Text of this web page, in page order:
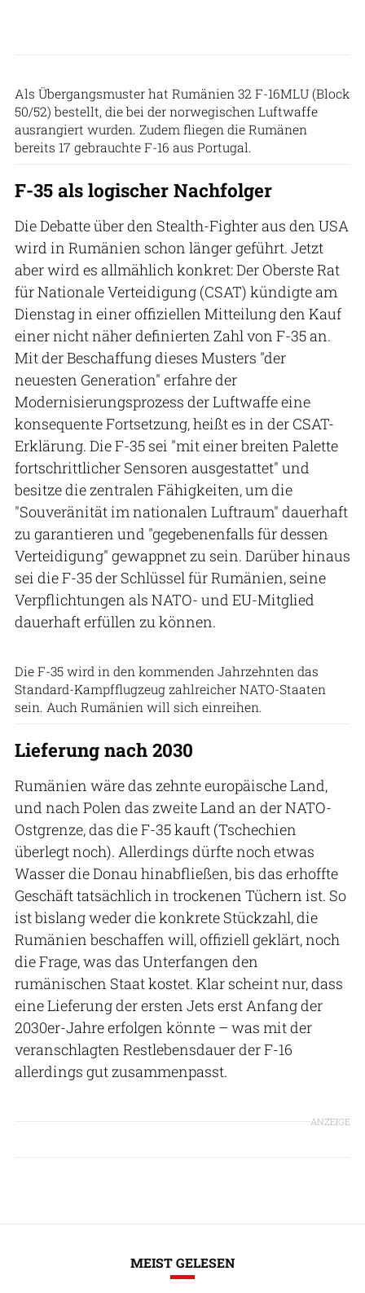
Als Übergangsmuster hat Rumänien 32 F-16MLU (Block
50/52) bestellt, die bei der norwegischen Luftwaffe
ausrangiert wurden. Zudem fliegen die Rumänen
bereits 17 gebrauchte F-16 aus Portugal.
F-35 als logischer Nachfolger
Die Debatte über den Stealth-Fighter aus den USA
wird in Rumänien schon länger geführt. Jetzt
aber wird es allmählich konkret: Der Oberste Rat
für Nationale Verteidigung (CSAT) kündigte am
Dienstag in einer offiziellen Mitteilung den Kauf
einer nicht näher definierten Zahl von F-35 an.
Mit der Beschaffung dieses Musters "der
neuesten Generation" erfahre der
Modernisierungsprozess der Luftwaffe eine
konsequente Fortsetzung, heißt es in der CSAT-
Erklärung. Die F-35 sei "mit einer breiten Palette
fortschrittlicher Sensoren ausgestattet" und
besitze die zentralen Fähigkeiten, um die
"Souveränität im nationalen Luftraum" dauerhaft
zu garantieren und "gegebenenfalls für dessen
Verteidigung" gewappnet zu sein. Darüber hinaus
sei die F-35 der Schlüssel für Rumänien, seine
Verpflichtungen als NATO- und EU-Mitglied
dauerhaft erfüllen zu können.
Die F-35 wird in den kommenden Jahrzehnten das
Standard-Kampfflugzeug zahlreicher NATO-Staaten
sein. Auch Rumänien will sich einreihen.
Lieferung nach 2030
Rumänien wäre das zehnte europäische Land,
und nach Polen das zweite Land an der NATO-
Ostgrenze, das die F-35 kauft (Tschechien
überlegt noch). Allerdings dürfte noch etwas
Wasser die Donau hinabfließen, bis das erhoffte
Geschäft tatsächlich in trockenen Tüchern ist. So
ist bislang weder die konkrete Stückzahl, die
Rumänien beschaffen will, offiziell geklärt, noch
die Frage, was das Unterfangen den
rumänischen Staat kostet. Klar scheint nur, dass
eine Lieferung der ersten Jets erst Anfang der
2030er-Jahre erfolgen könnte – was mit der
veranschlagten Restlebensdauer der F-16
allerdings gut zusammenpasst.
ANZEIGE
MEIST GELESEN